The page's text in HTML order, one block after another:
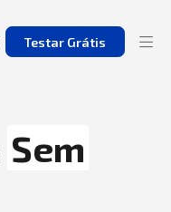
Testar Grátis
Sem